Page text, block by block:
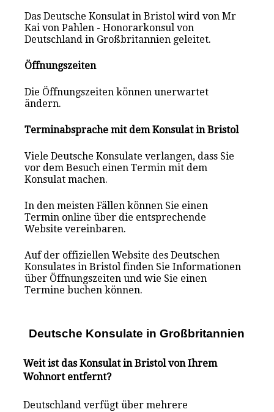
Das Deutsche Konsulat in Bristol wird von Mr
Kai von Pahlen - Honorarkonsul von
Deutschland in Großbritannien geleitet.
Öffnungszeiten
Die Öffnungszeiten können unerwartet
ändern.
Terminabsprache mit dem Konsulat in Bristol
Viele Deutsche Konsulate verlangen, dass Sie
vor dem Besuch einen Termin mit dem
Konsulat machen.
In den meisten Fällen können Sie einen
Termin online über die entsprechende
Website vereinbaren.
Auf der offiziellen Website des Deutschen
Konsulates in Bristol finden Sie Informationen
über Öffnungszeiten und wie Sie einen
Termine buchen können.
Deutsche Konsulate in Großbritannien
Weit ist das Konsulat in Bristol von Ihrem
Wohnort entfernt?
Deutschland verfügt über mehrere